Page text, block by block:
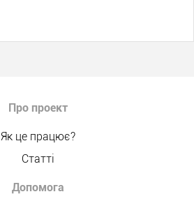
Про проект
Як це працює?
Статті
Допомога